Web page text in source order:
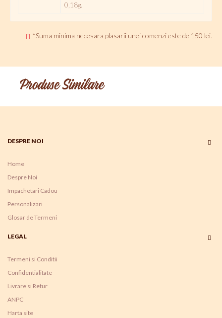
0,18g.
*Suma minima necesara plasarii unei comenzi este de 150 lei.
Produse Similare
DESPRE NOI
Home
Despre Noi
Impachetari Cadou
Personalizari
Glosar de Termeni
LEGAL
Termeni si Conditii
Confidentialitate
Livrare si Retur
ANPC
Harta site